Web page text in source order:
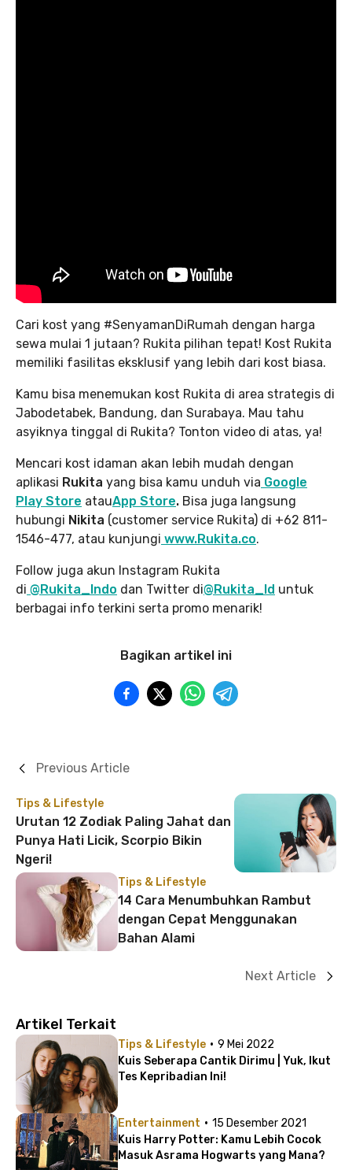
Cari kost yang #SenyamanDiRumah dengan harga
sewa mulai 1 jutaan? Rukita pilihan tepat! Kost Rukita
memiliki fasilitas eksklusif yang lebih dari kost biasa.
Kamu bisa menemukan kost Rukita di area strategis di
Jabodetabek, Bandung, dan Surabaya. Mau tahu
asyiknya tinggal di Rukita? Tonton video di atas, ya!
Mencari kost idaman akan lebih mudah dengan
aplikasi Rukita yang bisa kamu unduh via Google
Play Store atauApp Store. Bisa juga langsung
hubungi Nikita (customer service Rukita) di +62 811-
1546-477, atau kunjungi www.Rukita.co.
Follow juga akun Instagram Rukita
di @Rukita_Indo dan Twitter di@Rukita_Id untuk
berbagai info terkini serta promo menarik!
Bagikan artikel ini
Tips & Lifestyle
Urutan 12 Zodiak Paling Jahat dan
Punya Hati Licik, Scorpio Bikin
Ngeri!
Previous Article
Tips & Lifestyle
14 Cara Menumbuhkan Rambut
dengan Cepat Menggunakan
Bahan Alami
Next Article
Artikel Terkait
Tips & Lifestyle · 9 Mei 2022
Kuis Seberapa Cantik Dirimu | Yuk, Ikut
Tes Kepribadian Ini!
Entertainment · 15 Desember 2021
Kuis Harry Potter: Kamu Lebih Cocok
Masuk Asrama Hogwarts yang Mana?